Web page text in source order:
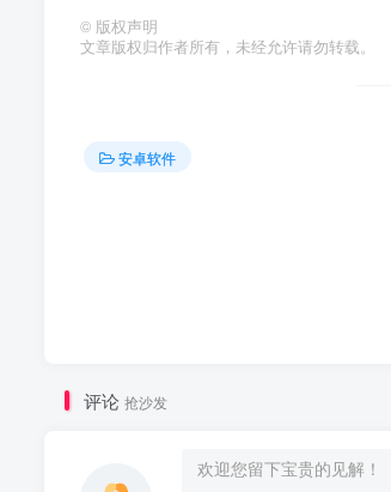
© 版权声明
文章版权归作者所有，未经允许请勿转载。
安卓软件
评论 抢沙发